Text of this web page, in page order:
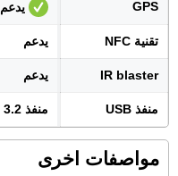
GPS يدعم
تقنية NFC يدعم
IR blaster يدعم
منفذ USB منفذ USB Type-C 3.2
مواصفات اخرى